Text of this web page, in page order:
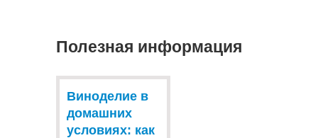
Полезная информация
Виноделие в
домашних
условиях: как